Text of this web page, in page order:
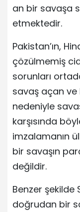
an bir savaşa
etmektedir.
Pakistan’ın,
çözülmemiş
sorunları
savaş açan ve
nedeniyle
karşısında
imzalamanın
bir savaşın
değildir.
Benzer şekilde
doğrudan bir